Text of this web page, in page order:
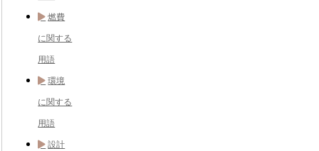
燃費
に関する
用語
環境
に関する
用語
設計